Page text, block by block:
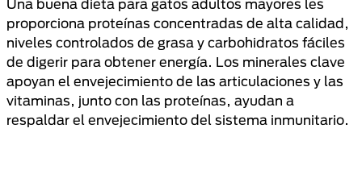
Una buena dieta para gatos adultos mayores les
proporciona proteínas concentradas de alta calidad,
niveles controlados de grasa y carbohidratos fáciles
de digerir para obtener energía. Los minerales clave
apoyan el envejecimiento de las articulaciones y las
vitaminas, junto con las proteínas, ayudan a
respaldar el envejecimiento del sistema inmunitario.